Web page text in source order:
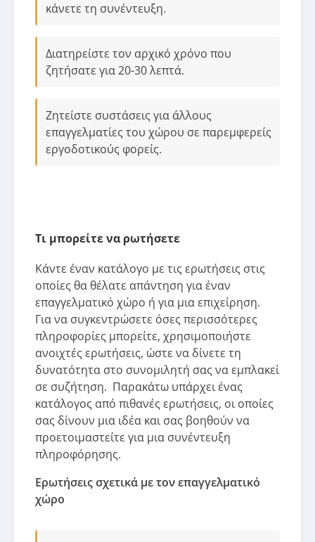
κάνετε τη συνέντευξη.
Διατηρείστε τον αρχικό χρόνο που
ζητήσατε για 20-30 λεπτά.
Ζητείστε συστάσεις για άλλους
επαγγελματίες του χώρου σε παρεμφερείς
εργοδοτικούς φορείς.
Τι μπορείτε να ρωτήσετε
Κάντε έναν κατάλογο με τις ερωτήσεις στις
οποίες θα θέλατε απάντηση για έναν
επαγγελματικό χώρο ή για μια επιχείρηση.
Για να συγκεντρώσετε όσες περισσότερες
πληροφορίες μπορείτε, χρησιμοποιήστε
ανοιχτές ερωτήσεις, ώστε να δίνετε τη
δυνατότητα στο συνομιλητή σας να εμπλακεί
σε συζήτηση. Παρακάτω υπάρχει ένας
κατάλογος από πιθανές ερωτήσεις, οι οποίες
σας δίνουν μια ιδέα και σας βοηθούν να
προετοιμαστείτε για μια συνέντευξη
πληροφόρησης.
Ερωτήσεις σχετικά με τον επαγγελματικό
χώρο